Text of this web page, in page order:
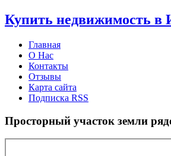
Купить недвижимость в
Главная
О Нас
Контакты
Отзывы
Карта сайта
Подписка RSS
Просторный участок земли